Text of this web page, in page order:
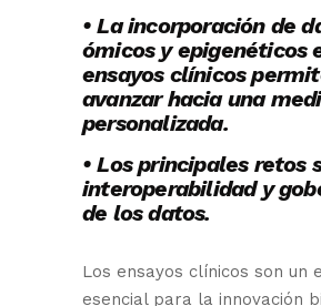
• La incorporación de
ómicos y epigenéticos
ensayos clínicos
avanzar hacia una
personalizada.
• Los principales retos
interoperabilidad y
de los datos.
Los ensayos clínicos son un
esencial para la innovación